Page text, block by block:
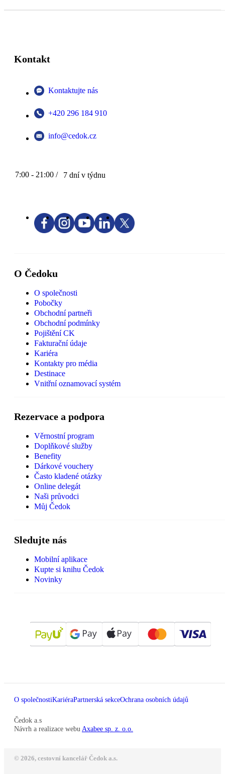
Kontakt
Kontaktujte nás
+420 296 184 910
info@cedok.cz
7:00 - 21:00 / 7 dní v týdnu
O Čedoku
O společnosti
Pobočky
Obchodní partneři
Obchodní podmínky
Pojištění CK
Fakturační údaje
Kariéra
Kontakty pro média
Destinace
Vnitřní oznamovací systém
Rezervace a podpora
Věrnostní program
Doplňkové služby
Benefity
Dárkové vouchery
Často kladené otázky
Online delegát
Naši průvodci
Můj Čedok
Sledujte nás
Mobilní aplikace
Kupte si knihu Čedok
Novinky
O společnostiKariéraPartnerská sekceOchrana osobních údajů
Čedok a.s
Návrh a realizace webu Axabee sp. z. o.o.
© 2026, cestovní kancelář Čedok a.s.